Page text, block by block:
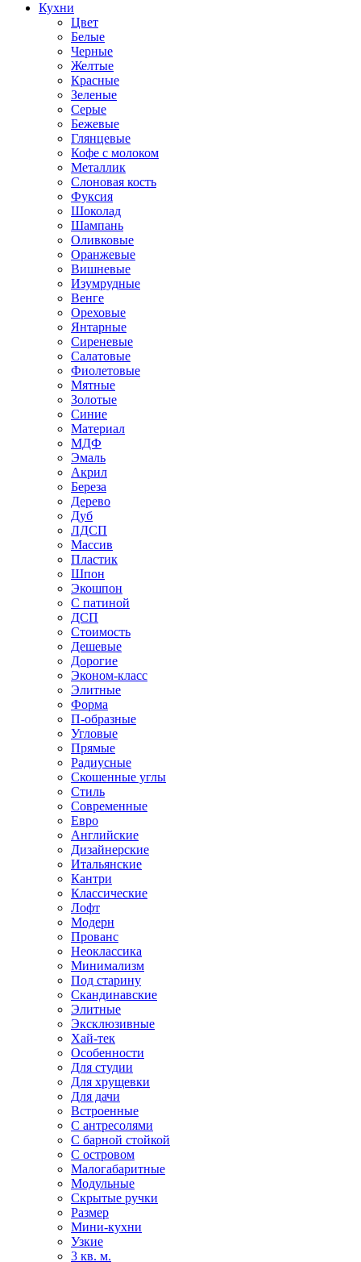
Кухни
Цвет
Белые
Черные
Желтые
Красные
Зеленые
Серые
Бежевые
Глянцевые
Кофе с молоком
Металлик
Слоновая кость
Фуксия
Шоколад
Шампань
Оливковые
Оранжевые
Вишневые
Изумрудные
Венге
Ореховые
Янтарные
Сиреневые
Салатовые
Фиолетовые
Мятные
Золотые
Синие
Материал
МДФ
Эмаль
Акрил
Береза
Дерево
Дуб
ЛДСП
Массив
Пластик
Шпон
Экошпон
С патиной
ДСП
Стоимость
Дешевые
Дорогие
Эконом-класс
Элитные
Форма
П-образные
Угловые
Прямые
Радиусные
Скошенные углы
Стиль
Современные
Евро
Английские
Дизайнерские
Итальянские
Кантри
Классические
Лофт
Модерн
Прованс
Неоклассика
Минимализм
Под старину
Скандинавские
Элитные
Эксклюзивные
Хай-тек
Особенности
Для студии
Для хрущевки
Для дачи
Встроенные
С антресолями
С барной стойкой
С островом
Малогабаритные
Модульные
Скрытые ручки
Размер
Мини-кухни
Узкие
3 кв. м.